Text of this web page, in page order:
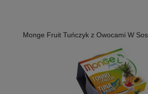
Monge Fruit Tuńczyk z Owocami W